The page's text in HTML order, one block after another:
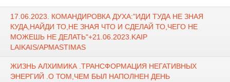
17.06.2023. КОМАНДИРОВКА ДУХА:"ИДИ ТУДА НЕ ЗНАЯ
КУДА,НАЙДИ ТО,НЕ ЗНАЯ ЧТО И СДЕЛАЙ ТО,ЧЕГО НЕ
МОЖЕШЬ НЕ ДЕЛАТЬ"+21.06.2023.KAIP
LAIKAIS/APMASTIMAS
ЖИЗНЬ АЛХИМИКА .ТРАНСФОРМАЦИЯ НЕГАТИВНЫХ
ЭНЕРГИЙ .О ТОМ,ЧЕМ БЫЛ НАПОЛНЕН ДЕНЬ